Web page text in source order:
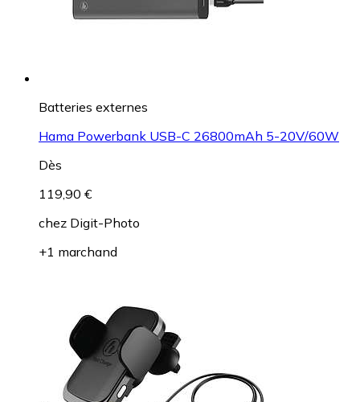
Batteries externes
Hama Powerbank USB-C 26800mAh 5-20V/60W
Dès
119,90 €
chez Digit-Photo
+1 marchand